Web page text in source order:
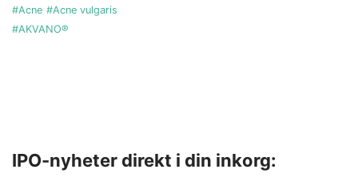
#Acne #Acne vulgaris
#AKVANO®
IPO-nyheter direkt i din inkorg: